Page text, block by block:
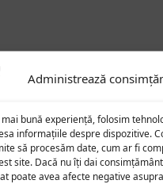
Administrează
bună experiență, folosim
informațiile despre dispozitive.
să procesăm date, cum ar fi
site. Dacă nu îți dai
poate avea afecte negative